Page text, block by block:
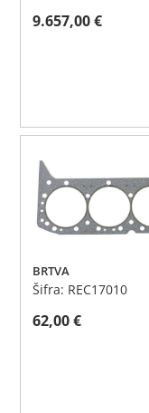
9.657,00€
BRTVA
Šifra: REC17010
62,00€